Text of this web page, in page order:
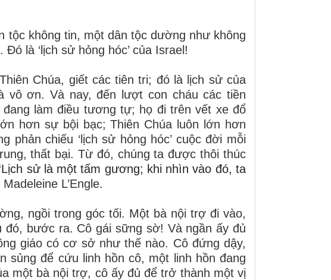
tộc không tin, một dân tộc dường như không
là ‘lịch sử hỏng hóc’ của Israel!
Chúa, giết các tiên tri; đó là lịch sử của
vô ơn. Và nay, đến lượt con cháu các tiền
làm điều tương tự; họ đi trên vết xe đổ
hơn sự bội bạc; Thiên Chúa luôn lớn hơn
phản chiếu ‘lịch sử hỏng hóc’ cuộc đời mỗi
thất bại. Từ đó, chúng ta được thôi thúc
sử là một tấm gương; khi nhìn vào đó, ta
Madeleine L’Engle.
ngồi trong góc tối. Một bà nội trợ đi vào,
bước ra. Cô gái sững sờ! Và ngần ấy đủ
giáo có cơ sở như thế nào. Cô đứng dậy,
sủng để cứu linh hồn cô, một linh hồn đang
một bà nội trợ, cô ấy đủ để trở thành một vị